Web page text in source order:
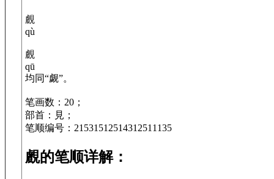
覻
qù
覻
qū
均同“觑”。
笔画数：20；
部首：見；
笔顺编号：21531512514312511135
覻的笔顺详解：